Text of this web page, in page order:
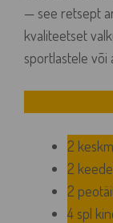
— see retsept
kvaliteetset
sportlastele või
2
2
2
4 spl